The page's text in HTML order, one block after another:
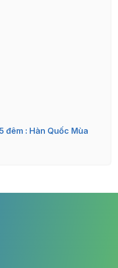
đêm : Hàn Quốc Mùa